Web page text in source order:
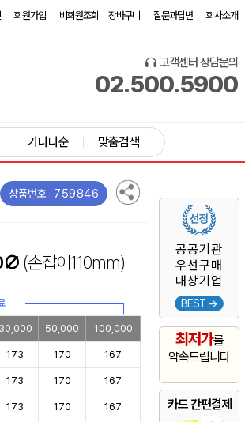
회원가입 비회원조회 장바구니 질문과답변 회사소개
고객센터 상담문의
02.500.5900
공공기관
우선구매
대상기업
BEST →
최저가를
약속드립니다
카드 간편결제
가나다순 맞춤검색
상품번호 759846
(손잡이110mm)
30,000 50,000 100,000
173 170 167
173 170 167
173 170 167